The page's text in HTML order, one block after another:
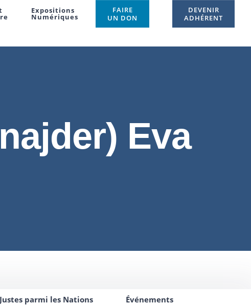
Expositions
Numériques
FAIRE
UN DON
DEVENIR
ADHÉRENT
Eva
parmi les Nations Événements